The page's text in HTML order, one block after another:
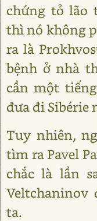
chứng tỏ lão
thì nó không
ra là
bệnh ở nhà
cần một
đưa đi Sibérie
Tuy nhiên,
tìm ra Pavel
chắc là lần
ta.